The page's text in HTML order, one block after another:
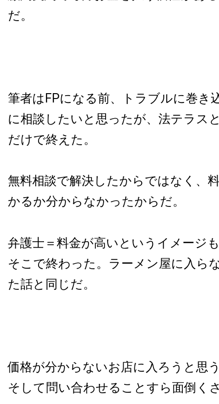
だ。
筆者はFPになる前、トラブルに巻き
に相談したいと思ったが、法テラス
だけで終えた。
無料相談で解決したからではなく、
かるか分からなかったからだ。
弁護士＝料金が高いというイメージ
そこで終わった。ラーメン屋に入ら
た話と同じだ。
価格が分からないお店に入ろうと思
そして問い合わせることすら面倒く